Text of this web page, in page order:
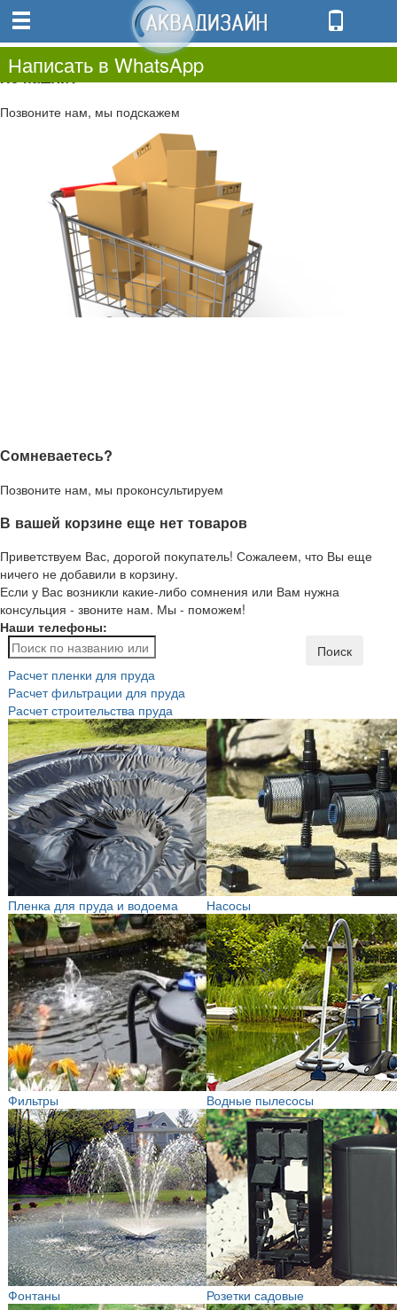
0.00
0
Не нашли?
Позвоните нам, мы подскажем
Сомневаетесь?
Позвоните нам, мы проконсультируем
В вашей корзине еще нет товаров
Приветствуем Вас, дорогой покупатель! Сожалеем, что Вы еще
ничего не добавили в корзину.
Если у Вас возникли какие-либо сомнения или Вам нужна
консульция - звоните нам. Мы - поможем!
Наши телефоны:
Написать в WhatsApp
Поиск
Расчет пленки для пруда
Расчет фильтрации для пруда
Расчет строительства пруда
Пленка для пруда и водоема Насосы
Фильтры Водные пылесосы
Фонтаны Розетки садовые